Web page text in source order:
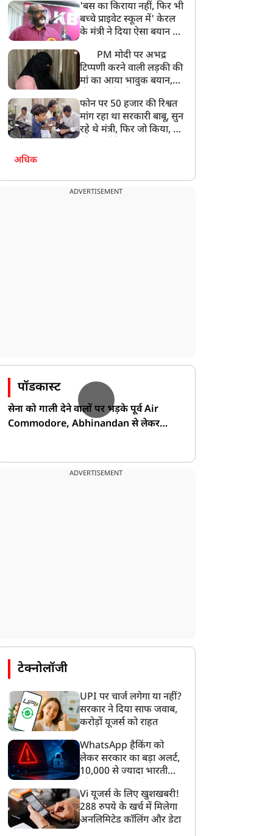
पाकिस्तान: खैबर पख्तूनख्वा में
की मौत, 55 लोग हुए
इजरायल ने लेबनान में मचाई
हमले का ड्रोन अटैक से जवाब
अनमोल कुछ नहीं
'बस का किराया नहीं, फिर भी
बच्चे प्राइवेट स्कूल में' केरल
के मंत्री ने दिया ऐसा बयान की
PM मोदी पर अभद्र
टिप्पणी करने वाली लड़की की
मां का आया भावुक बयान,
बेटी को गोद लें प्रधानमंत्री
फोन पर 50 हजार की रिश्वत
मांग रहा था सरकारी बाबू, सुन
रहे थे मंत्री, फिर जो किया, वो
अधिक
ADVERTISEMENT
पॉडकास्ट
सेना को गाली देने वालों पर भड़के पूर्व Air
Commodore, Abhinandan से लेकर
ADVERTISEMENT
टेक्नोलॉजी
UPI पर चार्ज लगेगा या नहीं?
सरकार ने दिया साफ जवाब,
करोड़ों यूजर्स को राहत
WhatsApp हैकिंग को
लेकर सरकार का बड़ा अलर्ट,
10,000 से ज्यादा भारतीयों
गया
Vi यूजर्स के लिए खुशखबरी!
288 रुपये के खर्च में मिलेगा
अनलिमिटेड कॉलिंग और डेटा